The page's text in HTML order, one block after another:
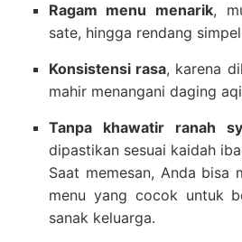
Ragam menu menarik,
sate, hingga rendang
Konsistensi rasa, karena
mahir menangani daging
Tanpa khawatir ranah
dipastikan sesuai kaidah
Saat memesan, Anda bisa
menu yang cocok untuk
sanak keluarga.